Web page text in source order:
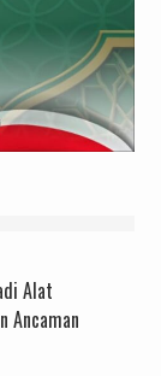
Alat
Ancaman